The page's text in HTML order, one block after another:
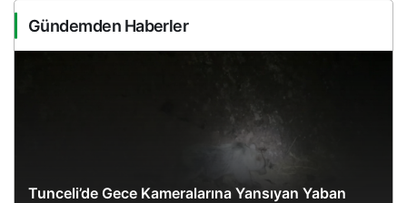
Gündemden Haberler
Tunceli’de Gece Kameralarına Yansıyan Yaban